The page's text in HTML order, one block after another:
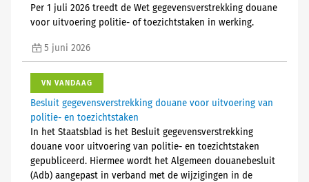
Per 1 juli 2026 treedt de Wet gegevensverstrekking douane
voor uitvoering politie- of toezichtstaken in werking.
5 juni 2026
VN VANDAAG
Besluit gegevensverstrekking douane voor uitvoering van
politie- en toezichtstaken
In het Staatsblad is het Besluit gegevensverstrekking
douane voor uitvoering van politie- en toezichtstaken
gepubliceerd. Hiermee wordt het Algemeen douanebesluit
(Adb) aangepast in verband met de wijzigingen in de